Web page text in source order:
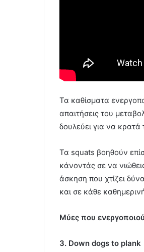
Τα καθίσματα
απαιτήσεις του
δουλεύει για να
Τα squats βοηθούν
κάνοντάς σε να
άσκηση που χτίζει
και σε κάθε
Μύες που
3. Down dogs to plank